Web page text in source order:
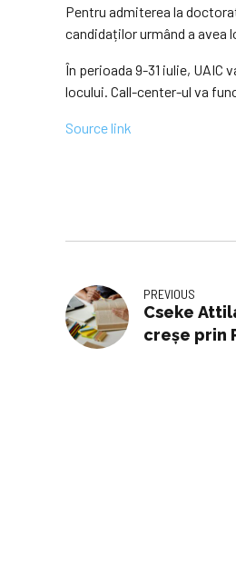
Pentru admiterea la
candidaților urmând a avea
În perioada 9-31 iulie,
locului. Call-center-ul va
Source link
PREVIOUS
Cseke
creșe prin